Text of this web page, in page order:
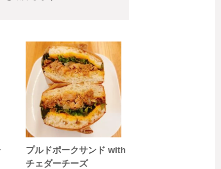
プルドポークサンド with
チェダーチーズ